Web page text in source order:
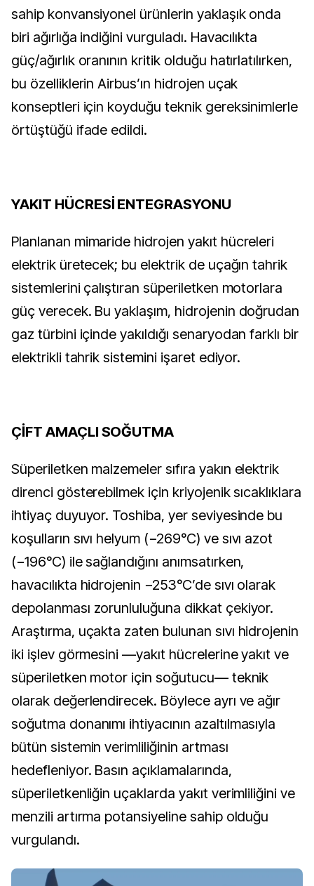
sahip konvansiyonel ürünlerin yaklaşık onda
biri ağırlığa indiğini vurguladı. Havacılıkta
güç/ağırlık oranının kritik olduğu hatırlatılırken,
bu özelliklerin Airbus’ın hidrojen uçak
konseptleri için koyduğu teknik gereksinimlerle
örtüştüğü ifade edildi.
YAKIT HÜCRESİ ENTEGRASYONU
Planlanan mimaride hidrojen yakıt hücreleri
elektrik üretecek; bu elektrik de uçağın tahrik
sistemlerini çalıştıran süperiletken motorlara
güç verecek. Bu yaklaşım, hidrojenin doğrudan
gaz türbini içinde yakıldığı senaryodan farklı bir
elektrikli tahrik sistemini işaret ediyor.
ÇİFT AMAÇLI SOĞUTMA
Süperiletken malzemeler sıfıra yakın elektrik
direnci gösterebilmek için kriyojenik sıcaklıklara
ihtiyaç duyuyor. Toshiba, yer seviyesinde bu
koşulların sıvı helyum (−269°C) ve sıvı azot
(−196°C) ile sağlandığını anımsatırken,
havacılıkta hidrojenin −253°C’de sıvı olarak
depolanması zorunluluğuna dikkat çekiyor.
Araştırma, uçakta zaten bulunan sıvı hidrojenin
iki işlev görmesini —yakıt hücrelerine yakıt ve
süperiletken motor için soğutucu— teknik
olarak değerlendirecek. Böylece ayrı ve ağır
soğutma donanımı ihtiyacının azaltılmasıyla
bütün sistemin verimliliğinin artması
hedefleniyor. Basın açıklamalarında,
süperiletkenliğin uçaklarda yakıt verimliliğini ve
menzili artırma potansiyeline sahip olduğu
vurgulandı.